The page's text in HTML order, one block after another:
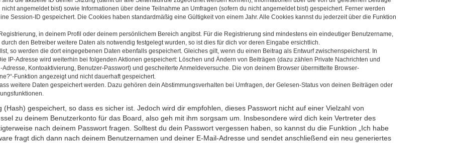
angemeldet bist) sowie Informationen über deine Teilnahme an Umfragen (sofern du nicht angemeldet bist) gespeichert. Ferner werden
Session-ID gespeichert. Die Cookies haben standardmäßig eine Gültigkeit von einem Jahr. Alle Cookies kannst du jederzeit über die Funktion
in deinem Profil oder deinem persönlichem Bereich angibst. Für die Registrierung sind mindestens ein eindeutiger Benutzername,
den Betreiber weitere Daten als notwendig festgelegt wurden, so ist dies für dich vor deren Eingabe ersichtlich.
so werden die dort eingegebenen Daten ebenfalls gespeichert. Gleiches gilt, wenn du einen Beitrag als Entwurf zwischenspeicherst. In
IP-Adresse wird weiterhin bei folgenden Aktionen gespeichert: Löschen und Ändern von Beiträgen (dazu zählen Private Nachrichten und
Kontoaktivierung, Benutzer-Passwort) und gescheiterte Anmeldeversuche. Die von deinem Browser übermittelte Browser-
Funktion angezeigt und nicht dauerhaft gespeichert.
weitere Daten gespeichert werden. Dazu gehören dein Abstimmungsverhalten bei Umfragen, der Gelesen-Status von deinen Beiträgen oder
gespeichert, so dass es sicher ist. Jedoch wird dir empfohlen, dieses Passwort nicht auf einer Vielzahl von
zu deinem Benutzerkonto für das Board, also geh mit ihm sorgsam um. Insbesondere wird dich kein Vertreter des
nach deinem Passwort fragen. Solltest du dein Passwort vergessen haben, so kannst du die Funktion „Ich habe
fragt dich dann nach deinem Benutzernamen und deiner E-Mail-Adresse und sendet anschließend ein neu generiertes